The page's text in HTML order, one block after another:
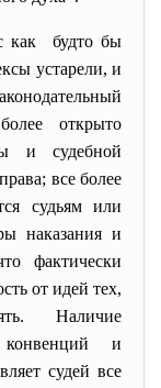
как будто бы
устарели, и
открыто
и судебной
все более
судьям или
наказания и
фактически
от идей тех,
Наличие
конвенций и
судей все